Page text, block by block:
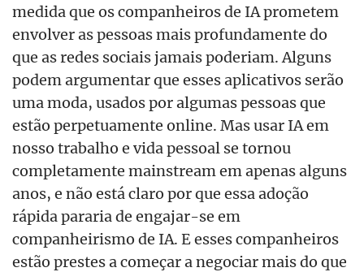
medida que os companheiros de IA prometem
envolver as pessoas mais profundamente do
que as redes sociais jamais poderiam. Alguns
podem argumentar que esses aplicativos serão
uma moda, usados por algumas pessoas que
estão perpetuamente online. Mas usar IA em
nosso trabalho e vida pessoal se tornou
completamente mainstream em apenas alguns
anos, e não está claro por que essa adoção
rápida pararia de engajar-se em
companheirismo de IA. E esses companheiros
estão prestes a começar a negociar mais do que